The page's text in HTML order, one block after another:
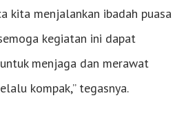
kita menjalankan ibadah puasa
kegiatan ini dapat
menjaga dan merawat
kompak,” tegasnya.